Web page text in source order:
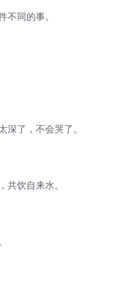
同的事。
了，不会哭了。
饮自来水。